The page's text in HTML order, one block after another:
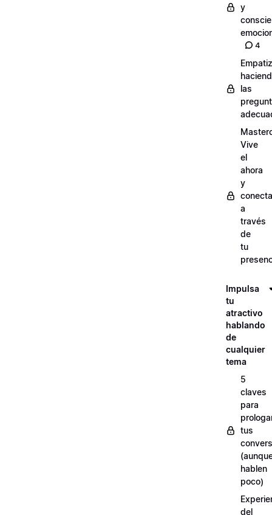
y
4
las
Vive
el
ahora
y
conecta
a
través
de
tu
Impulsa
tu
atractivo
hablando
de
cualquier
tema
5
claves
para
tus
hablen
poco)
del